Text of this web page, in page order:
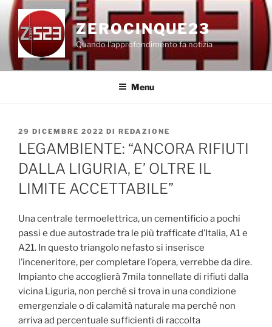
Salta
contenuto
ZEROCINQUE23
Quando l'approfondimento fa notizia
Menu
PUBBLICATO
IL
29 DICEMBRE 2022 DI REDAZIONE
LEGAMBIENTE: “ANCORA RIFIUTI
DALLA LIGURIA, E’ OLTRE IL
LIMITE ACCETTABILE”
Una centrale termoelettrica, un cementificio a pochi
passi e due autostrade tra le più trafficate d’Italia, A1 e
A21. In questo triangolo nefasto si inserisce
l’inceneritore, per completare l’opera, verrebbe da dire.
Impianto che accoglierà 7mila tonnellate di rifiuti dalla
vicina Liguria, non perché si trova in una condizione
emergenziale o di calamità naturale ma perché non
arriva ad percentuale sufficienti di raccolta